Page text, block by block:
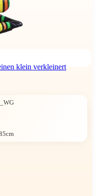
klein verkleinert